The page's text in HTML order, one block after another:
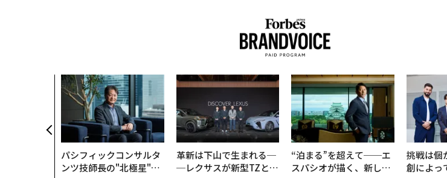
パシフィックコンサルタ
ンツ技師長の"北極星"。
革新は下山で生まれる─
─レクサスが新型TZとE
“泊まる”を超えて──エ
スパシオが描く、新しい
挑戦は個
創によっ